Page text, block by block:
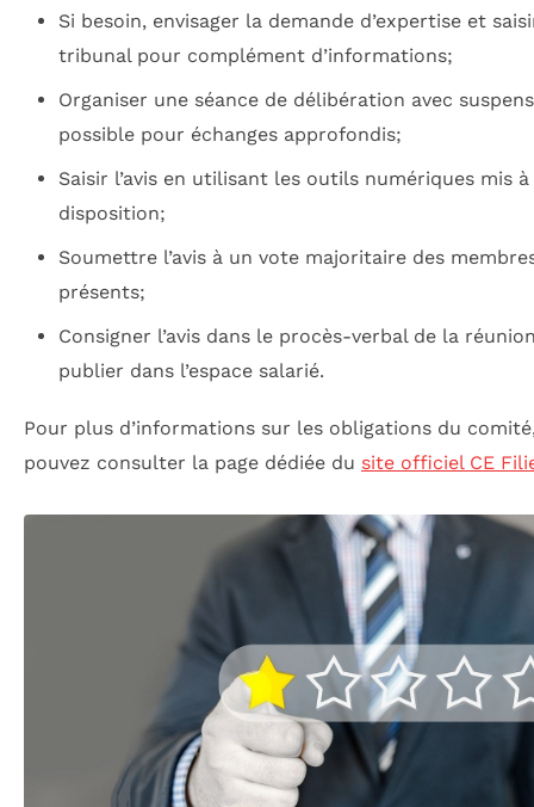
Si besoin, envisager la demande d’expertise et
tribunal pour complément d’informations;
Organiser une séance de délibération avec
possible pour échanges approfondis;
Saisir l’avis en utilisant les outils numériques mis à
disposition;
Soumettre l’avis à un vote majoritaire des
présents;
Consigner l’avis dans le procès-verbal de la
publier dans l’espace salarié.
Pour plus d’informations sur les obligations du
pouvez consulter la page dédiée du site officiel CE